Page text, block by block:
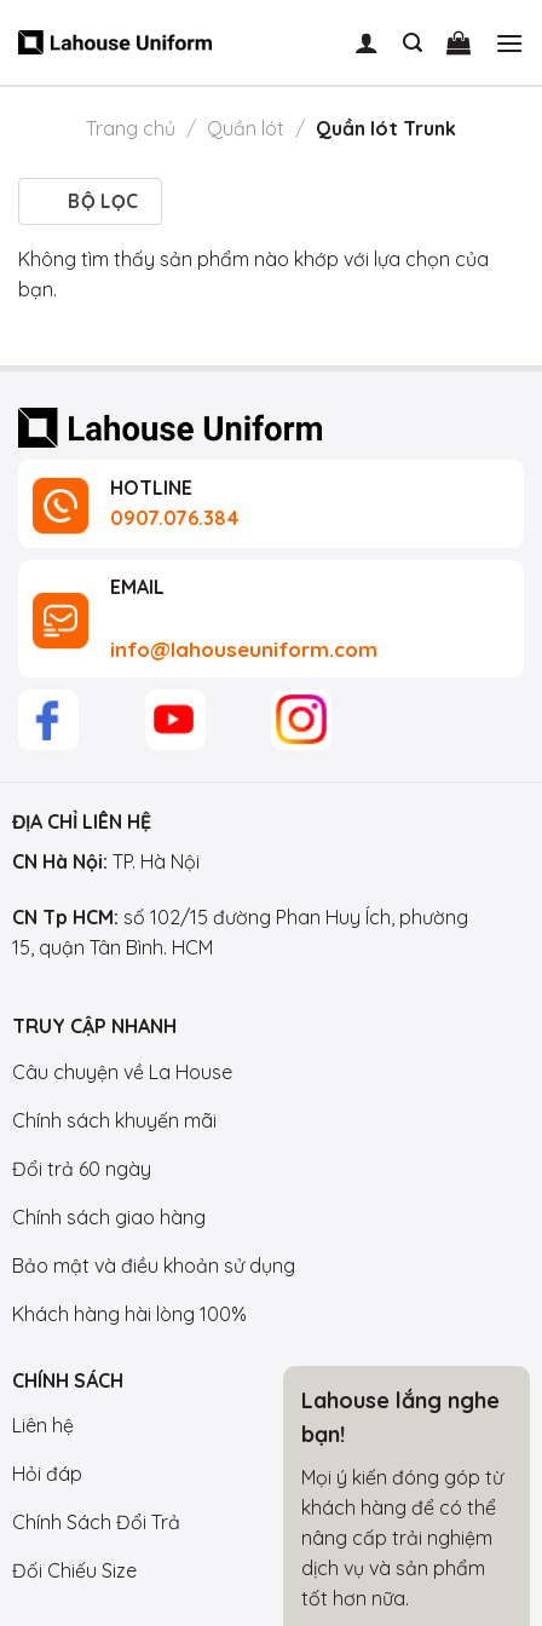
Trang chủ / Quần lót / Quần lót Trunk
BỘ LỌC
Không tìm thấy sản phẩm nào khớp với lựa chọn của
bạn.
HOTLINE
0907.076.384
EMAIL
info@lahouseuniform.com
ĐỊA CHỈ LIÊN HỆ
CN Hà Nội: TP. Hà Nội
CN Tp HCM: số 102/15 đường Phan Huy Ích, phường
15, quận Tân Bình. HCM
TRUY CẬP NHANH
Câu chuyện về La House
Chính sách khuyến mãi
Đổi trả 60 ngày
Chính sách giao hàng
Bảo mật và điều khoản sử dụng
Khách hàng hài lòng 100%
CHÍNH SÁCH
Liên hệ
Hỏi đáp
Chính Sách Đổi Trả
Đối Chiếu Size
Lahouse lắng nghe
bạn!
Mọi ý kiến đóng góp từ
khách hàng để có thể
nâng cấp trải nghiệm
dịch vụ và sản phẩm
tốt hơn nữa.